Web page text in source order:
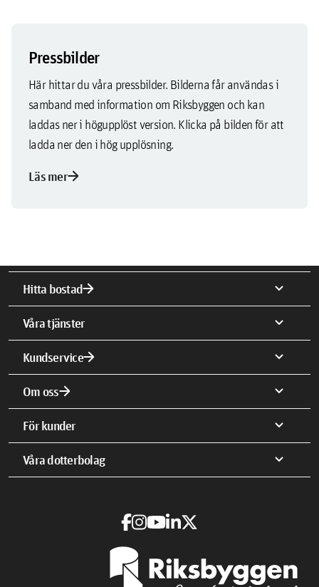
Pressbilder
Här hittar du våra pressbilder. Bilderna får användas i
samband med information om Riksbyggen och kan
laddas ner i högupplöst version. Klicka på bilden för att
ladda ner den i hög upplösning.
Läs merarrow_forward
Hitta bostadarrow_forward expand_more
Våra tjänster expand_more
Kundservicearrow_forward expand_more
Om ossarrow_forward expand_more
För kunder expand_more
Våra dotterbolag expand_more